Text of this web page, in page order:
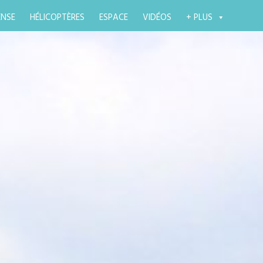
HÉLICOPTÈRES ESPACE VIDÉOS + PLUS